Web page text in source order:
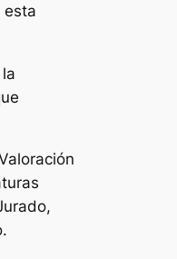
esta